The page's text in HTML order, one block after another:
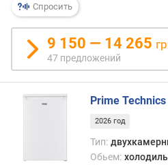
)
к
о
л
и
ч
Спросить
9 150 — 14 265
47 предложений
Prime Technics
2026 год
Тип:
Обьем: